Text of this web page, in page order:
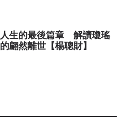
人生的最後篇章 解讀瓊瑤
的翩然離世【楊聰財】